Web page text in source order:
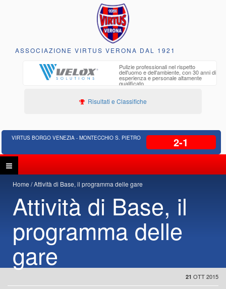
ASSOCIAZIONE VIRTUS VERONA DAL 1921
Pulizie professionali nel rispetto
dell'uomo e dell'ambiente, con 30 anni di
esperienza e personale altamente
qualificato
Risultati e Classifiche
VIRTUS BORGO VENEZIA - MONTECCHIO S. PIETRO 2-1
Home Attività di Base, il programma delle gare
Attività di Base, il
programma delle
gare
21 OTT 2015